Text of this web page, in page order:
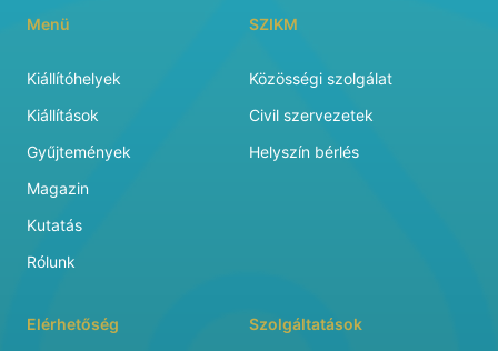
Menü
Kiállítóhelyek
Kiállítások
Gyűjtemények
Magazin
Kutatás
Rólunk
SZIKM
Közösségi szolgálat
Civil szervezetek
Helyszín bérlés
Elérhetőség Szolgáltatások